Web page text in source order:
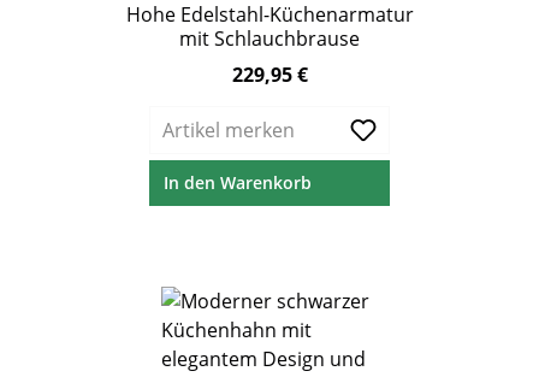
Hohe Edelstahl-Küchenarmatur
mit Schlauchbrause
Regulärer Preis:
229,95 €
Artikel merken
In den Warenkorb